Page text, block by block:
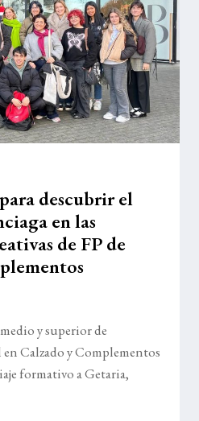
descubrir el
en las
de FP de
y superior de
Calzado y Complementos
formativo a Getaria,